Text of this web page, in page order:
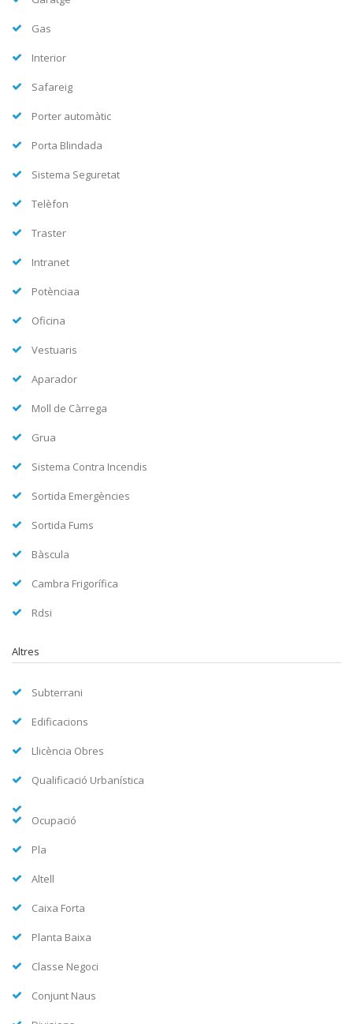
Gas
Interior
Safareig
Porter automàtic
Porta Blindada
Sistema Seguretat
Telèfon
Traster
Intranet
Potènciaa
Oficina
Vestuaris
Aparador
Moll de Càrrega
Grua
Sistema Contra Incendis
Sortida Emergències
Sortida Fums
Bàscula
Cambra Frigorífica
Rdsi
Altres
Subterrani
Edificacions
Llicència Obres
Qualificació Urbanística
Ocupació
Pla
Altell
Caixa Forta
Planta Baixa
Classe Negoci
Conjunt Naus